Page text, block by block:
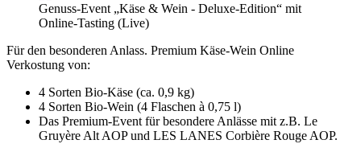
Genuss-Event „Käse & Wein - Deluxe-Edition“ mit
Online-Tasting (Live)
Für den besonderen Anlass. Premium Käse-Wein Online
Verkostung von:
4 Sorten Bio-Käse (ca. 0,9 kg)
4 Sorten Bio-Wein (4 Flaschen à 0,75 l)
Das Premium-Event für besondere Anlässe mit z.B. Le
Gruyère Alt AOP und LES LANES Corbière Rouge AOP.